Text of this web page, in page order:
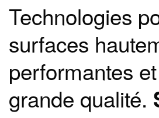
Technologies
surfaces
performantes
grande qualité.